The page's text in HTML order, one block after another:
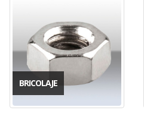
BRICOLAJE